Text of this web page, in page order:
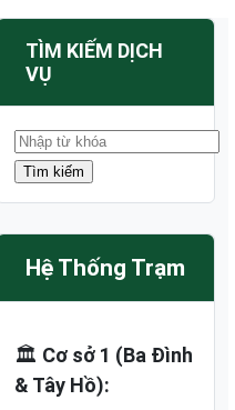
TÌM KIẾM DỊCH
VỤ
Hệ Thống Trạm
🏛️ Cơ sở 1 (Ba Đình
& Tây Hồ):